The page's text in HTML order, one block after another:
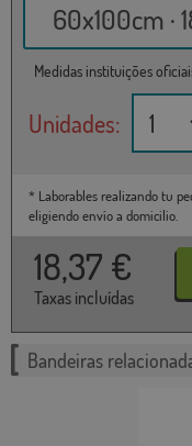
60x100cm ·
Medidas instituições
Unidades:
* Laborables realizando tu
eligiendo envío a domicilio.
18,37 €
Taxas incluídas
Bandeiras